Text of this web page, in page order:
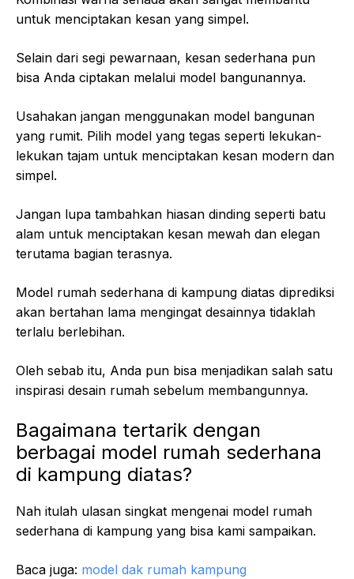
untuk menciptakan kesan yang simpel.
Selain dari segi pewarnaan, kesan sederhana pun
bisa Anda ciptakan melalui model bangunannya.
Usahakan jangan menggunakan model bangunan
yang rumit. Pilih model yang tegas seperti lekukan-
lekukan tajam untuk menciptakan kesan modern dan
simpel.
Jangan lupa tambahkan hiasan dinding seperti batu
alam untuk menciptakan kesan mewah dan elegan
terutama bagian terasnya.
Model rumah sederhana di kampung diatas diprediksi
akan bertahan lama mengingat desainnya tidaklah
terlalu berlebihan.
Oleh sebab itu, Anda pun bisa menjadikan salah satu
inspirasi desain rumah sebelum membangunnya.
Bagaimana tertarik dengan
berbagai model rumah sederhana
di kampung diatas?
Nah itulah ulasan singkat mengenai model rumah
sederhana di kampung yang bisa kami sampaikan.
Baca juga: model dak rumah kampung